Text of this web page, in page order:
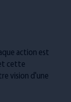
action est
cette
vision d'une